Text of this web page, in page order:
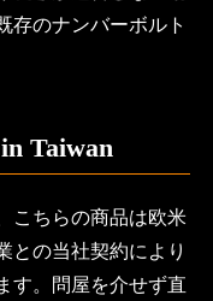
存のナンバーボルト
Taiwan
こちらの商品は欧米
との当社契約により
す。問屋を介せず直